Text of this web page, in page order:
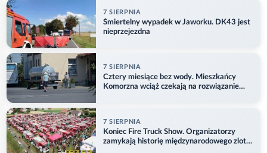
7 SIERPNIA
Śmiertelny wypadek w Jaworku. DK43 jest
nieprzejezdna
7 SIERPNIA
Cztery miesiące bez wody. Mieszkańcy
Komorzna wciąż czekają na rozwiązanie
7 SIERPNIA
Koniec Fire Truck Show. Organizatorzy
zamykają historię międzynarodowego zlotu